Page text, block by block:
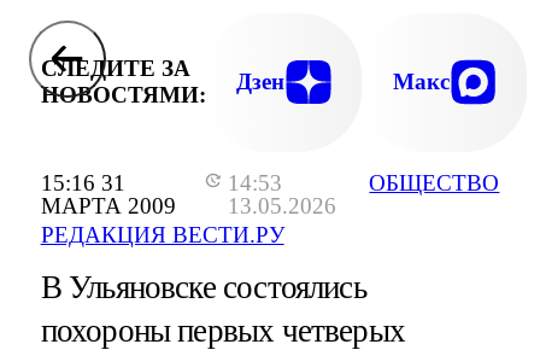
15:16 31
МАРТА 2009
14:53
13.05.2026
РЕДАКЦИЯ ВЕСТИ.РУ
ОБЩЕСТВО
СЛЕДИТЕ ЗА
НОВОСТЯМИ:
Дзен Макс
В Ульяновске состоялись
похороны первых четверых